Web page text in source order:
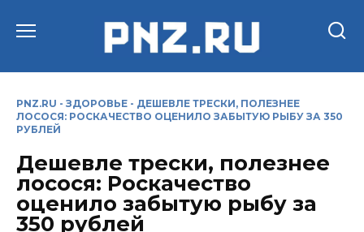
PNZ.RU - ЗДОРОВЬЕ - ДЕШЕВЛЕ ТРЕСКИ, ПОЛЕЗНЕЕ
ЛОСОСЯ: РОСКАЧЕСТВО ОЦЕНИЛО ЗАБЫТУЮ РЫБУ ЗА 350
РУБЛЕЙ
Дешевле трески, полезнее
лосося: Роскачество
оценило забытую рыбу за
350 рублей